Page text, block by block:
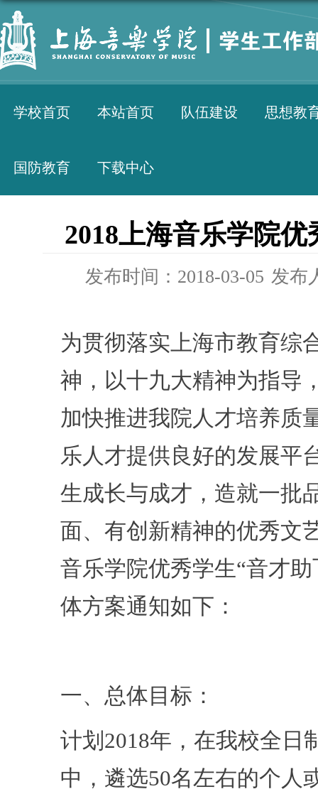
学校首页 本站首页 队伍建设 思想教
国防教育 下载中心
2018上海音乐学院
发布时间：2018-03-05 发布
为贯彻落实上海市教育综
神，以十九大精神为指导
加快推进我院人才培养质
乐人才提供良好的发展平
生成长与成才，造就一批
面、有创新精神的优秀文
音乐学院优秀学生“音才
体方案通知如下：
一、总体目标：
计划2018年，在我校全日
中，遴选50名左右的个人